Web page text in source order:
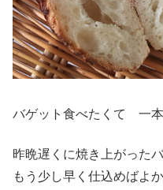
バゲット食べたくて 一本
昨晩遅くに焼き上がったバ
もう少し早く仕込めばよ